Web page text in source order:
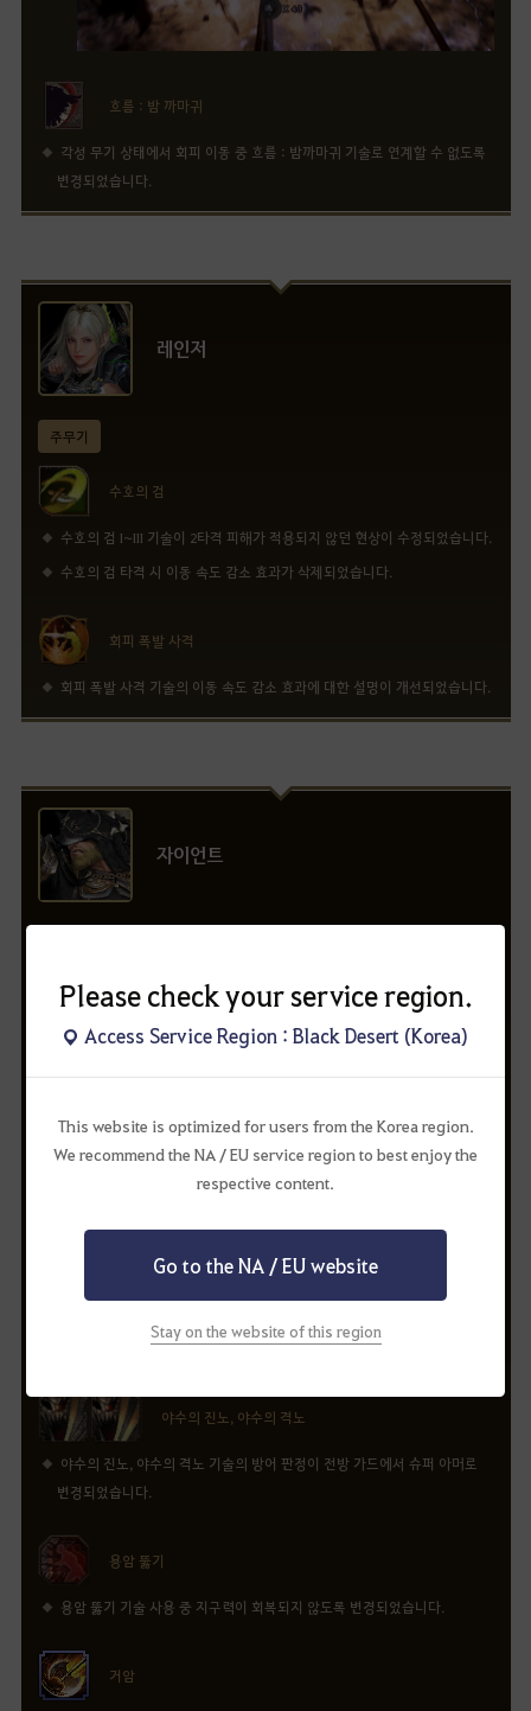
흐름 : 밤 까마귀
각성 무기 상태에서 회피 이동 중 흐름 : 밤까마귀 기술로 연계할 수 없도록
변경되었습니다.
레인저
주무기
수호의 검
수호의 검 I~III 기술이 2타격 피해가 적용되지 않던 현상이 수정되었습니다.
수호의 검 타격 시 이동 속도 감소 효과가 삭제되었습니다.
회피 폭발 사격
회피 폭발 사격 기술의 이동 속도 감소 효과에 대한 설명이 개선되었습니다.
자이언트
공포의 군림자, 야수의 외침, 야수의 진노, 야수의
격노, 울부짖는 야수
진노, 야수의 격노, 울부짖는 야수 기술에서 야수로 변신 중 적용되는 생명력
회복 효과가 삭제되었습니다.
야수의 진노, 야수의 격노, 야수의 외침,
울부짖는 야수
이동속도 감소 5초간 -20% 효과가 추가되었습니다.
야수의 진노, 야수의 격노
야수의 진노, 야수의 격노 기술의 방어 판정이 전방 가드에서 슈퍼 아머로
변경되었습니다.
용암 뚫기
용암 뚫기 기술 사용 중 지구력이 회복되지 않도록 변경되었습니다.
거암